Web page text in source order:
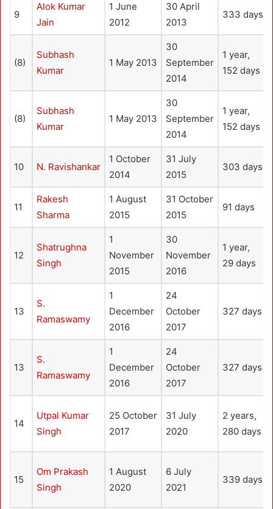
9
Alok Kumar
Jain
1 June
2012
30 April
2013
333 days
(8)
Subhash
Kumar
1 May 2013
30
September
2014
1 year,
152 days
(8)
Subhash
Kumar
1 May 2013
30
September
2014
1 year,
152 days
10 N. Ravishankar
1 October
2014
31 July
2015
303 days
11
Rakesh
Sharma
1 August
2015
31 October
2015
91 days
12
Shatrughna
Singh
1
November
2015
30
November
2016
1 year,
29 days
13
S.
Ramaswamy
1
December
2016
24
October
2017
327 days
13
S.
Ramaswamy
1
December
2016
24
October
2017
327 days
14
Utpal Kumar
Singh
25 October
2017
31 July
2020
2 years,
280 days
15
Om Prakash
Singh
1 August
2020
6 July
2021
339 days